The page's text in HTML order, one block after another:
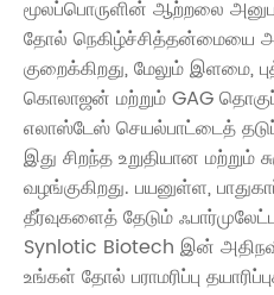
மூலப்பொருளின் ஆற்றலை
தோல் நெகிழ்ச்சித்தன்மையை
குறைக்கிறது, மேலும் இளமை,
கொலாஜன் மற்றும் GAG
எலாஸ்டேஸ் செயல்பாட்டைத்
இது சிறந்த உறுதியான மற்றும்
வழங்குகிறது. பயனுள்ள,
தீர்வுகளைத் தேடும்
Synlotic Biotech இன்
உங்கள் தோல் பராமரிப்பு